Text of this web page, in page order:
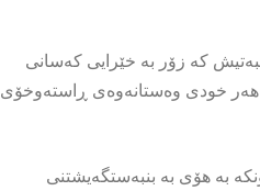
کە زۆر بە خێرایی کەسانی
هەر خودی وەستانەوەی ڕاستەوخۆی
بە هۆی بە بنبەستگەیشتنی